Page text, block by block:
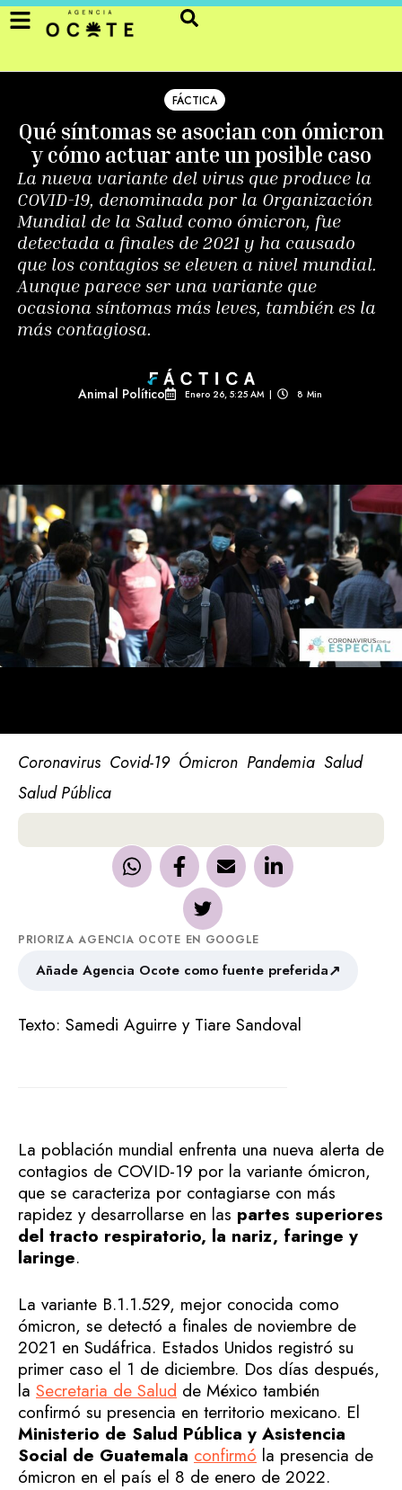
FÁCTICA
Qué síntomas se asocian con ómicron
y cómo actuar ante un posible caso
La nueva variante del virus que produce la
COVID-19, denominada por la Organización
Mundial de la Salud como ómicron, fue
detectada a finales de 2021 y ha causado
que los contagios se eleven a nivel mundial.
Aunque parece ser una variante que
ocasiona síntomas más leves, también es la
más contagiosa.
Animal Político Enero 26, 5:25 AM | 8 Min
Coronavirus Covid-19 Ómicron Pandemia Salud
Salud Pública
PRIORIZA AGENCIA OCOTE EN GOOGLE
Añade Agencia Ocote como fuente preferida↗
Texto: Samedi Aguirre y Tiare Sandoval
La población mundial enfrenta una nueva alerta de
contagios de COVID-19 por la variante ómicron,
que se caracteriza por contagiarse con más
rapidez y desarrollarse en las partes superiores
del tracto respiratorio, la nariz, faringe y
laringe.
La variante B.1.1.529, mejor conocida como
ómicron, se detectó a finales de noviembre de
2021 en Sudáfrica. Estados Unidos registró su
primer caso el 1 de diciembre. Dos días después,
la Secretaria de Salud de México también
confirmó su presencia en territorio mexicano. El
Ministerio de Salud Pública y Asistencia
Social de Guatemala confirmó la presencia de
ómicron en el país el 8 de enero de 2022.